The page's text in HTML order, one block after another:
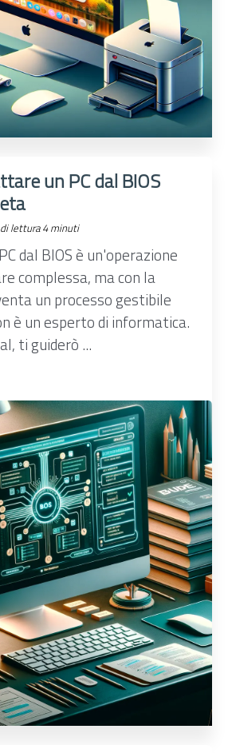
un PC dal BIOS
lettura 4 minuti
dal BIOS è un'operazione
complessa, ma con la
un processo gestibile
è un esperto di informatica.
ti guiderò ...